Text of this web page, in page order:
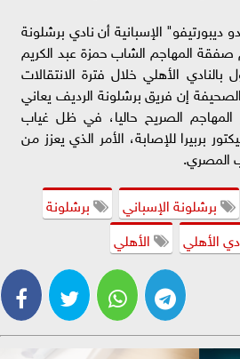
الإسبانية أن نادي برشلونة
المهاجم الشاب حمزة عبد الكريم
بالنادي الأهلي خلال فترة الانتقالات
إن فريق برشلونة الرديف يعاني
الصريح حاليا، في ظل غياب
بربيرا للإصابة، الأمر الذي يعزز من
المصري.
برشلونة الإسباني
برشلونة
الأهلي الأهلي